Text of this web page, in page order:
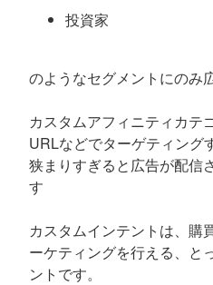
投資家
のようなセグメントにのみ
カスタムアフィニティカテ
URLなどでターゲティング
狭まりすぎると広告が配信
す
カスタムインテントは、購
ーケティングを行える、と
ントです。